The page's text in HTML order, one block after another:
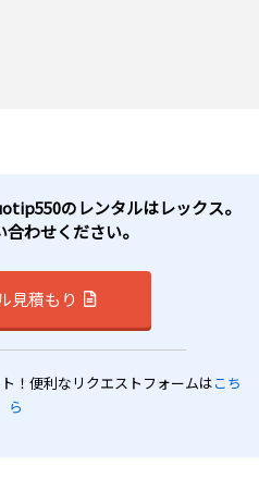
のレンタルはレックス。
わせください。
見積もり
！便利なリクエストフォームはこち
ら